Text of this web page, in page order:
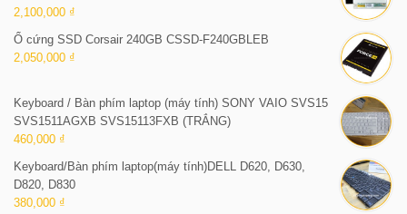
2,100,000 ₫
Ổ cứng SSD Corsair 240GB CSSD-F240GBLEB
2,050,000 ₫
Keyboard / Bàn phím laptop (máy tính) SONY VAIO SVS15
SVS1511AGXB SVS15113FXB (TRẮNG)
460,000 ₫
Keyboard/Bàn phím laptop(máy tính)DELL D620, D630,
D820, D830
380,000 ₫